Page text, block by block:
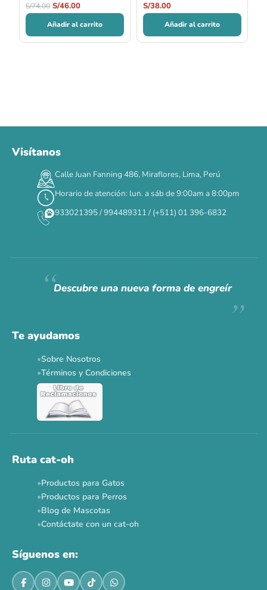
S/74.00 S/46.00
Añadir al carrito
S/38.00
Añadir al carrito
Visítanos
Calle Juan Fanning 486, Miraflores, Lima, Perú
Horario de atención: lun. a sáb de 9:00am a 8:00pm
933021395 / 994489311 / (+511) 01 396-6832
Descubre una nueva forma de engreír
Te ayudamos
Sobre Nosotros
Términos y Condiciones
Ruta cat-oh
Productos para Gatos
Productos para Perros
Blog de Mascotas
Contáctate con un cat-oh
Síguenos en: